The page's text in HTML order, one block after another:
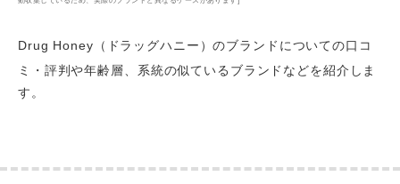
Drug Honey（ドラッグハニー）のブランドについての口コ
ミ・評判や年齢層
、系統の似ているブランドなどを紹介しま
す。